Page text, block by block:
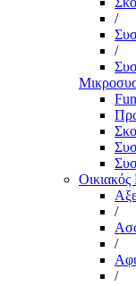
/
/
Οικιακός
/
/
/